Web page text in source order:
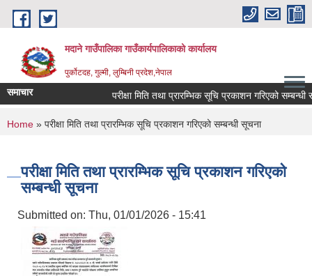
Skip to main content
मदाने गाउँपालिका गाउँकार्यपालिकाको कार्यालय
पुर्कोटदह, गुल्मी, लुम्बिनी प्रदेश,नेपाल
समाचार परीक्षा मिति तथा प्रारम्भिक सूचि प्रकाशन गरिएको सम्बन्धी
You are here
Home » परीक्षा मिति तथा प्रारम्भिक सूचि प्रकाशन गरिएको सम्बन्धी सूचना
परीक्षा मिति तथा प्रारम्भिक सूचि प्रकाशन गरिएको
सम्बन्धी सूचना
Submitted on: Thu, 01/01/2026 - 15:41